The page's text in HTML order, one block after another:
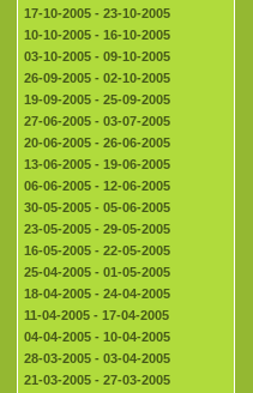
17-10-2005 - 23-10-2005
10-10-2005 - 16-10-2005
03-10-2005 - 09-10-2005
26-09-2005 - 02-10-2005
19-09-2005 - 25-09-2005
27-06-2005 - 03-07-2005
20-06-2005 - 26-06-2005
13-06-2005 - 19-06-2005
06-06-2005 - 12-06-2005
30-05-2005 - 05-06-2005
23-05-2005 - 29-05-2005
16-05-2005 - 22-05-2005
25-04-2005 - 01-05-2005
18-04-2005 - 24-04-2005
11-04-2005 - 17-04-2005
04-04-2005 - 10-04-2005
28-03-2005 - 03-04-2005
21-03-2005 - 27-03-2005